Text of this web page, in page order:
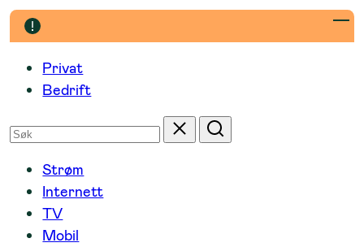
Hopp
til
innholdPrivat
Bedrift
Søk
etter
Tilbakestill
Søk
Strøm
Internett
TV
Mobil